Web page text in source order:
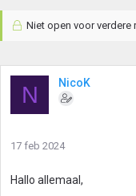
Niet open voor verdere
N NicoK
17 feb 2024
Hallo allemaal,